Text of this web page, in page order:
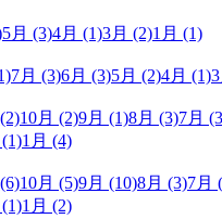
5月 (3)4月 (1)3月 (2)1月 (1)
7月 (3)6月 (3)5月 (2)4月 (1)3
(2)10月 (2)9月 (1)8月 (3)7月
(1)1月 (4)
(6)10月 (5)9月 (10)8月 (3)7月
(1)1月 (2)